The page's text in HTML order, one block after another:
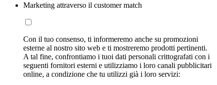
Marketing attraverso il customer match
Con il tuo consenso, ti informeremo anche su promozioni
esterne al nostro sito web e ti mostreremo prodotti pertinenti.
A tal fine, confrontiamo i tuoi dati personali crittografati con i
seguenti fornitori esterni e utilizziamo i loro canali pubblicitari
online, a condizione che tu utilizzi già i loro servizi: